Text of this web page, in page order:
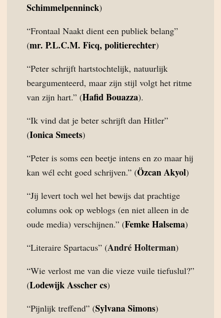
Schimmelpenninck)
“Frontaal Naakt dient een publiek belang”
(mr. P.L.C.M. Ficq, politierechter)
“Peter schrijft hartstochtelijk, natuurlijk
beargumenteerd, maar zijn stijl volgt het ritme
van zijn hart.” (Hafid Bouazza).
“Ik vind dat je beter schrijft dan Hitler”
(Ionica Smeets)
“Peter is soms een beetje intens en zo maar hij
kan wél echt goed schrijven.” (Özcan Akyol)
“Jij levert toch wel het bewijs dat prachtige
columns ook op weblogs (en niet alleen in de
oude media) verschijnen.” (Femke Halsema)
“Literaire Spartacus” (André Holterman)
“Wie verlost me van die vieze vuile tiefuslul?”
(Lodewijk Asscher cs)
“Pijnlijk treffend” (Sylvana Simons)